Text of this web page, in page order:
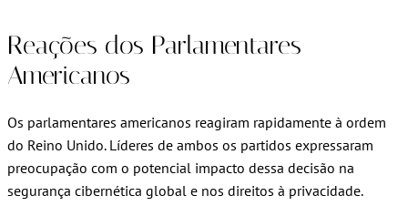
Reações dos Parlamentares
Americanos
Os parlamentares americanos reagiram rapidamente à ordem
do Reino Unido. Líderes de ambos os partidos expressaram
preocupação com o potencial impacto dessa decisão na
segurança cibernética global e nos direitos à privacidade.